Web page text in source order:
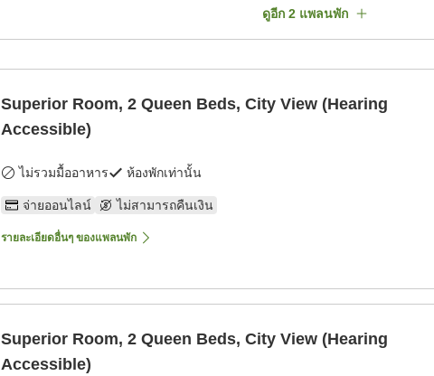
ดูอีก 2แพลนพัก
Superior Room, 2 Queen Beds, City View (Hearing
Accessible)
ไม่รวมมื้ออาหาร ห้องพักเท่านั้น
จ่ายออนไลน์ ไม่สามารถคืนเงิน
รายละเอียดอื่นๆ ของแพลนพัก
Superior Room, 2 Queen Beds, City View (Hearing
Accessible)